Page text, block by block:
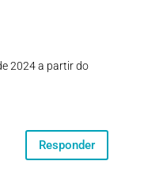
2024 a partir do
Responder